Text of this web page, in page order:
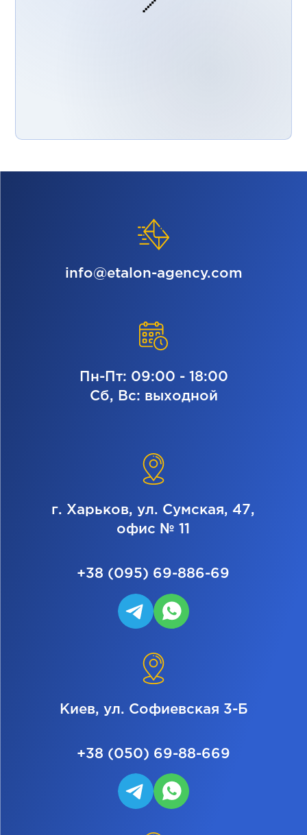
info@etalon-agency.com
Пн-Пт: 09:00 - 18:00
Сб, Вс: выходной
г. Харьков, ул. Сумская, 47,
офис № 11
+38 (095) 69-886-69
Киев, ул. Софиевская 3-Б
+38 (050) 69-88-669